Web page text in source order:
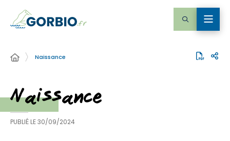
Naissance
Naissance
PUBLIÉ LE30/09/2024